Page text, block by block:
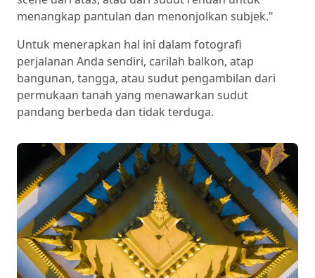
menangkap pantulan dan menonjolkan subjek."
Untuk menerapkan hal ini dalam fotografi
perjalanan Anda sendiri, carilah balkon, atap
bangunan, tangga, atau sudut pengambilan dari
permukaan tanah yang menawarkan sudut
pandang berbeda dan tidak terduga.